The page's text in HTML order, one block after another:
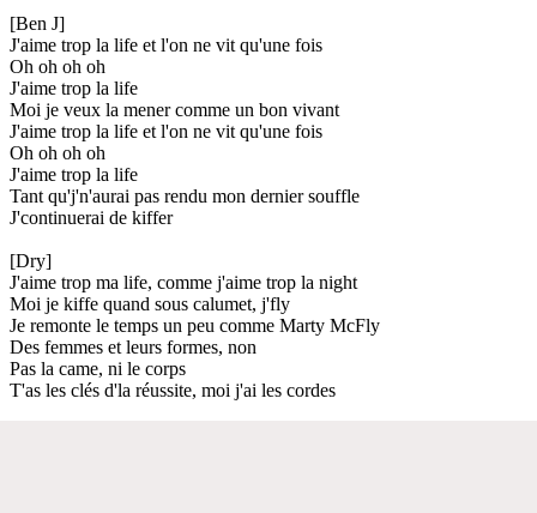
[Ben J]
J'aime trop la life et l'on ne vit qu'une fois
Oh oh oh oh
J'aime trop la life
Moi je veux la mener comme un bon vivant
J'aime trop la life et l'on ne vit qu'une fois
Oh oh oh oh
J'aime trop la life
Tant qu'j'n'aurai pas rendu mon dernier souffle
J'continuerai de kiffer
[Dry]
J'aime trop ma life, comme j'aime trop la night
Moi je kiffe quand sous calumet, j'fly
Je remonte le temps un peu comme Marty McFly
Des femmes et leurs formes, non
Pas la came, ni le corps
T'as les clés d'la réussite, moi j'ai les cordes